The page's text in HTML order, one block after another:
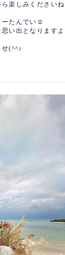
楽しみくださいね
ーたんでい☺
い出となりますよ
せ(^^♪